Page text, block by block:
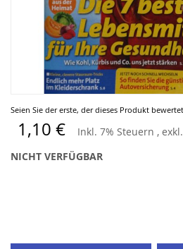
Seien Sie der erste, der dieses Produkt bewertet
1,10 € Inkl. 7% Steuern , exkl.
NICHT VERFÜGBAR
Zum
Anfang
der
Bildergalerie
springen